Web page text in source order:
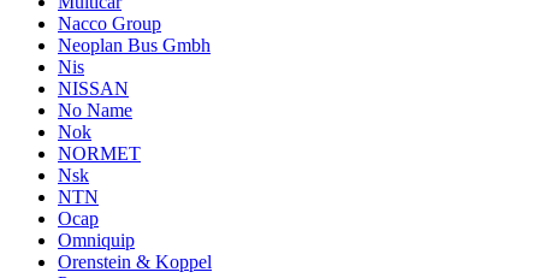
Nacco Group
Neoplan Bus Gmbh
Nis
NISSAN
No Name
Nok
NORMET
Nsk
NTN
Ocap
Omniquip
Orenstein & Koppel